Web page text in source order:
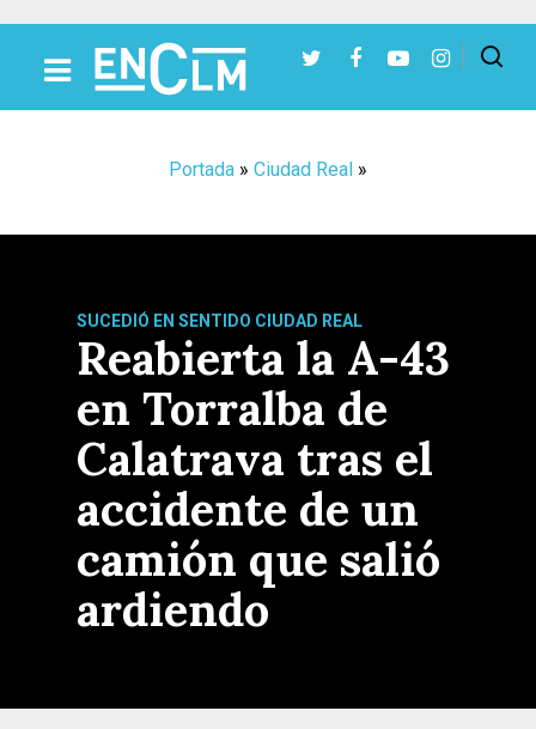
Portada » Ciudad Real »
SUCEDIÓ EN SENTIDO CIUDAD REAL
Reabierta la A-43
en Torralba de
Calatrava tras el
accidente de un
camión que salió
ardiendo